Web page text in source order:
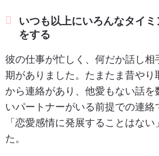
いつも以上にいろんなタイ
をする
彼の仕事が忙しく、何だか話し
期がありました。たまたま昔やり
から連絡があり、他愛もない話
いパートナーがいる前提での連絡
「恋愛感情に発展することはな
た。